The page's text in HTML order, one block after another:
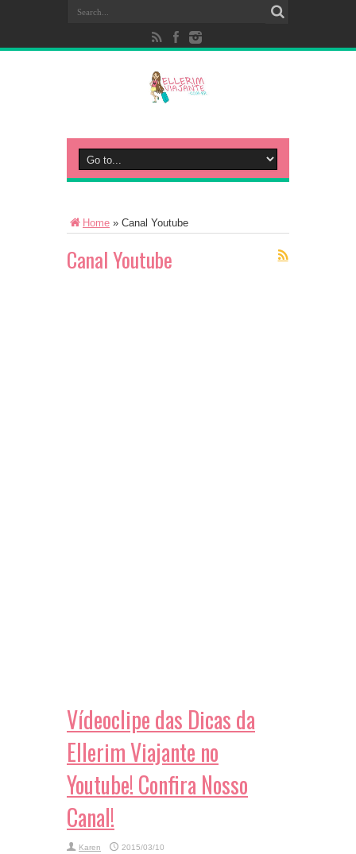
Home » Canal Youtube
Canal Youtube
Vídeoclipe das Dicas da
Ellerim Viajante no
Youtube! Confira Nosso
Canal!
Karen
2015/03/10